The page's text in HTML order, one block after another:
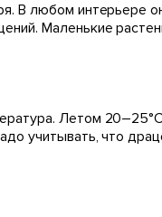
В любом интерьере
Маленькие
Летом
учитывать, что